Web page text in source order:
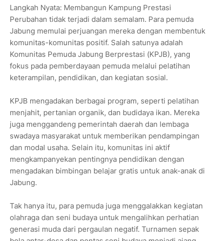
Langkah Nyata: Membangun Kampung Prestasi
Perubahan tidak terjadi dalam semalam. Para pemuda
Jabung memulai perjuangan mereka dengan membentuk
komunitas-komunitas positif. Salah satunya adalah
Komunitas Pemuda Jabung Berprestasi (KPJB), yang
fokus pada pemberdayaan pemuda melalui pelatihan
keterampilan, pendidikan, dan kegiatan sosial.
KPJB mengadakan berbagai program, seperti pelatihan
menjahit, pertanian organik, dan budidaya ikan. Mereka
juga menggandeng pemerintah daerah dan lembaga
swadaya masyarakat untuk memberikan pendampingan
dan modal usaha. Selain itu, komunitas ini aktif
mengkampanyekan pentingnya pendidikan dengan
mengadakan bimbingan belajar gratis untuk anak-anak di
Jabung.
Tak hanya itu, para pemuda juga menggalakkan kegiatan
olahraga dan seni budaya untuk mengalihkan perhatian
generasi muda dari pergaulan negatif. Turnamen sepak